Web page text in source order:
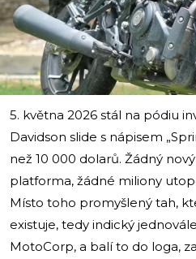
5. května 2026 stál na pódiu
Davidson slide s nápisem
než 10 000 dolarů. Žádný
platforma, žádné miliony
Místo toho promyšlený tah,
existuje, tedy indický
MotoCorp, a balí to do loga,